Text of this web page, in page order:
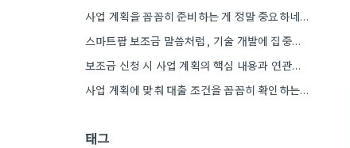
사업 계획을 꼼꼼히 준비하는 게 정말 중요하네요. 특히 예상치 못한 지출 때문에 어려움을 겪는 경우도…
스마트팜 보조금 말씀처럼, 기술 개발에 집중하는 스타트업이 사업 모델과 연결해서 시너지를 낼 수 있다면 정말…
보조금 신청 시 사업 계획의 핵심 내용과 연관된 서류 준비를 꼼꼼히 하는 것이 중요하네요. 특히…
사업 계획에 맞춰 대출 조건을 꼼꼼히 확인하는 게 중요하네요. 저는 사업 확장 시 금리 변화를…
태그